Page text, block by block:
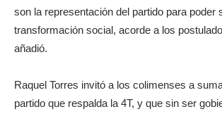
son la representación del partido para poder
transformación social, acorde a los
añadió.
Raquel Torres invitó a los colimenses a
partido que respalda la 4T, y que sin ser